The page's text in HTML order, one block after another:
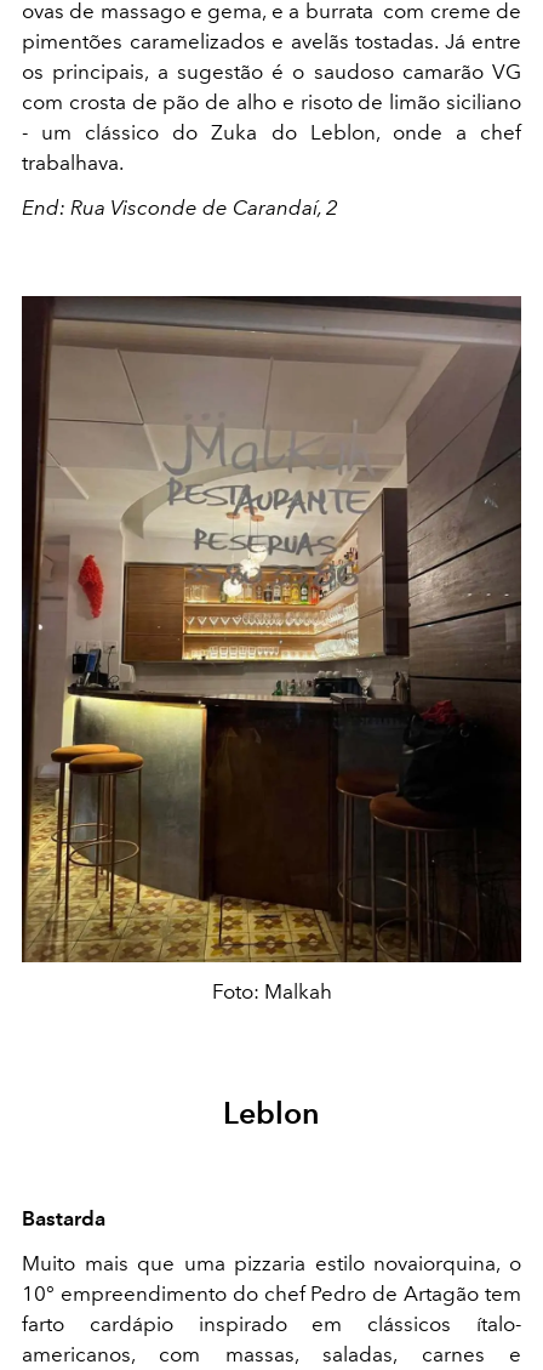
ovas de massago e gema, e a burrata com creme de
pimentões caramelizados e avelãs tostadas. Já entre
os principais, a sugestão é o saudoso camarão VG
com crosta de pão de alho e risoto de limão siciliano
- um clássico do Zuka do Leblon, onde a chef
trabalhava.
End: Rua Visconde de Carandaí, 2
Foto: Malkah
Leblon
Bastarda
Muito mais que uma pizzaria estilo novaiorquina, o
10° empreendimento do chef Pedro de Artagão tem
farto cardápio inspirado em clássicos ítalo-
americanos, com massas, saladas, carnes e